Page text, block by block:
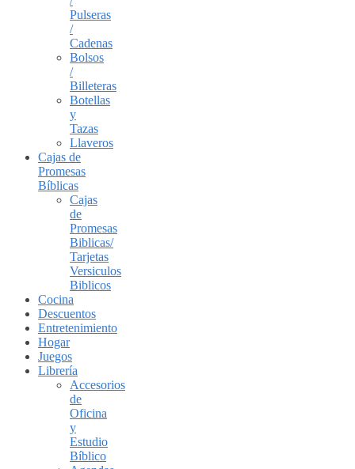
Pulseras
/
Cadenas
Bolsos
/
Billeteras
Botellas
y
Tazas
Llaveros
Cajas de
Promesas
Bíblicas
Cajas
de
Promesas
Biblicas/
Tarjetas
Versiculos
Biblicos
Cocina
Descuentos
Entretenimiento
Hogar
Juegos
Librería
Accesorios
de
Oficina
y
Estudio
Bíblico